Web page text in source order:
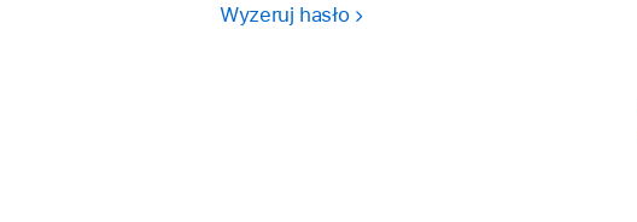
Wyzeruj hasło